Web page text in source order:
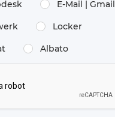
E-Mail | Gmail
Locker
Albato